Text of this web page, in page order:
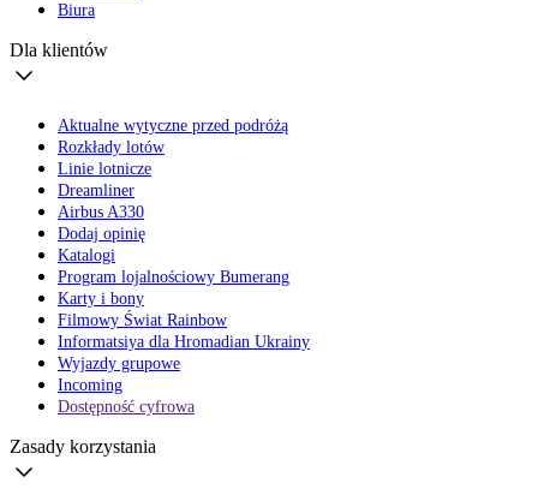
Biura
Dla klientów
Aktualne wytyczne przed podróżą
Rozkłady lotów
Linie lotnicze
Dreamliner
Airbus A330
Dodaj opinię
Katalogi
Program lojalnościowy Bumerang
Karty i bony
Filmowy Świat Rainbow
Informatsiya dla Hromadian Ukrainy
Wyjazdy grupowe
Incoming
Dostępność cyfrowa
Zasady korzystania